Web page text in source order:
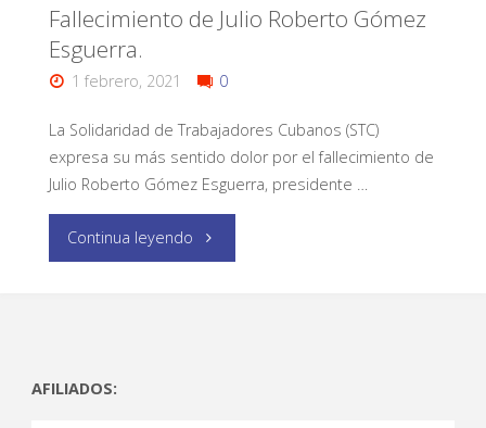
Fallecimiento de Julio Roberto Gómez
Esguerra.
1 febrero, 2021 0
La Solidaridad de Trabajadores Cubanos (STC)
expresa su más sentido dolor por el fallecimiento de
Julio Roberto Gómez Esguerra, presidente …
Continua leyendo
AFILIADOS: